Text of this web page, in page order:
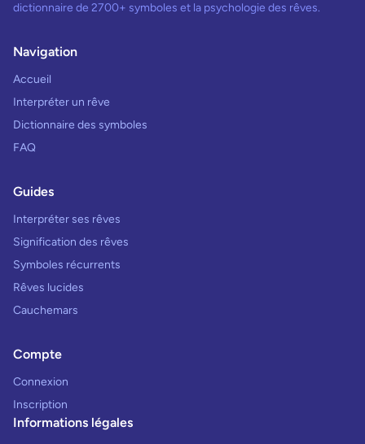
dictionnaire de 2700+ symboles et la psychologie des rêves.
Navigation
Accueil
Interpréter un rêve
Dictionnaire des symboles
FAQ
Guides
Interpréter ses rêves
Signification des rêves
Symboles récurrents
Rêves lucides
Cauchemars
Compte
Connexion
Inscription
Informations légales